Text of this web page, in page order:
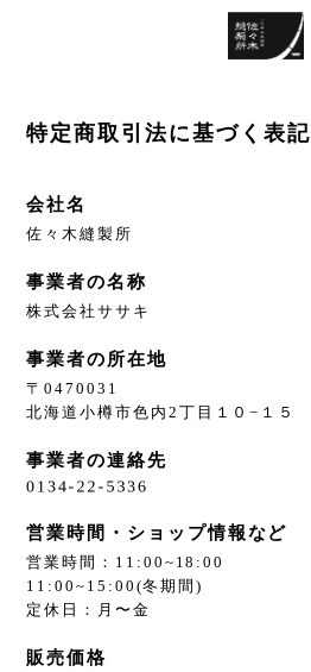
特定商取引法に基づく表記
会社名
佐々木縫製所
事業者の名称
株式会社ササキ
事業者の所在地
〒0470031
北海道小樽市色内2丁目１０−１５
事業者の連絡先
営業時間・ショップ情報など
営業時間：11:00~18:00
11:00~15:00(冬期間)
定休日：月〜金
販売価格